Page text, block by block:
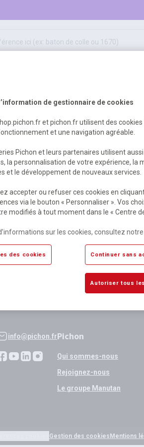
hygiène, sécurité, 1er secours
Erreur
est survenu. Veuillez
Retour Retour
info@pichon.frPichon
Qui sommes-nous
Rejoignez-nous
Le groupe Manutan
Gestion des cookies Mentions
de gestionnaire de cookies
et pichon.fr utilisent des
et une navigation agréable.
Pichon et leurs partenaires utilisent
la personnalisation de votre expérience, la
et le développement de nouveaux services.
accepter ou refuser ces cookies en
via le bouton « Personnaliser ». Vos
modifiés à tout moment dans le « Centre
sur les cookies, consultez notre
des cookies Continuer sans
Autoriser tous